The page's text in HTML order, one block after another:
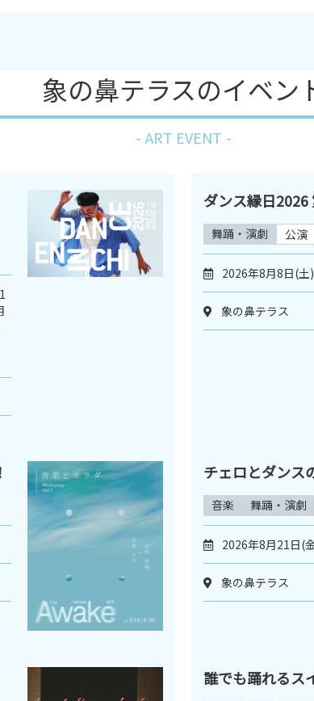
象の鼻テラスのイベン
ART EVENT
ダンス縁日2026
舞踊・演劇 公演
2026年8月8日(
象の鼻テラス
チェロとダンス
音楽 舞踊・演劇
2026年8月21日(
象の鼻テラス
誰でも踊れるス